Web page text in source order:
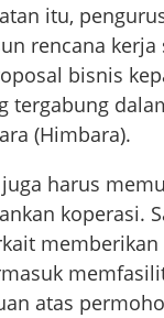
itu,
rencana kerja
bisnis
tergabung
(Himbara).
juga harus
koperasi.
atas